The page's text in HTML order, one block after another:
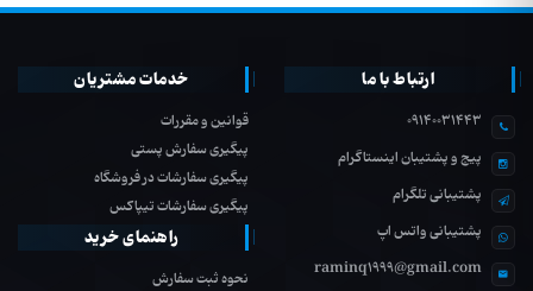
ارتباط با ما
09140031443
پیج و پشتیبان اینستاگرام
پشتیبانی تلگرام
پشتیبانی واتس اپ
raminq1999@gmail.com
خدمات مشتریان
قوانین و مقررات
پیگیری سفارش پستی
پیگیری سفارشات در فروشگاه
پیگیری سفارشات تیپاکس
راهنمای خرید
نحوه ثبت سفارش